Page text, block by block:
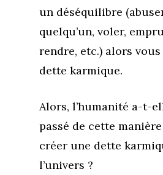
un déséquilibre
quelqu’un, voler,
rendre, etc.) alors vous
dette karmique.
Alors, l’humanité a-t-
passé de cette
créer une dette
l’univers ?